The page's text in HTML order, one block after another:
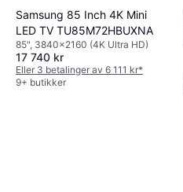
Samsung 85 Inch 4K Mini
LED TV TU85M72HBUXNA
85", 3840x2160 (4K Ultra HD)
17 740 kr
Eller 3 betalinger av 6 111 kr*
9+ butikker